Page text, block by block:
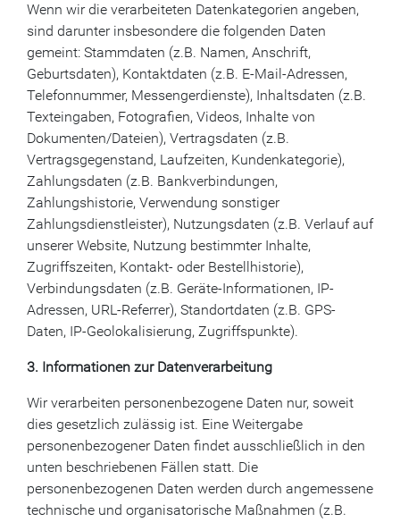
Wenn wir die verarbeiteten Datenkategorien angeben,
sind darunter insbesondere die folgenden Daten
gemeint: Stammdaten (z.B. Namen, Anschrift,
Geburtsdaten), Kontaktdaten (z.B. E-Mail-Adressen,
Telefonnummer, Messengerdienste), Inhaltsdaten (z.B.
Texteingaben, Fotografien, Videos, Inhalte von
Dokumenten/Dateien), Vertragsdaten (z.B.
Vertragsgegenstand, Laufzeiten, Kundenkategorie),
Zahlungsdaten (z.B. Bankverbindungen,
Zahlungshistorie, Verwendung sonstiger
Zahlungsdienstleister), Nutzungsdaten (z.B. Verlauf auf
unserer Website, Nutzung bestimmter Inhalte,
Zugriffszeiten, Kontakt- oder Bestellhistorie),
Verbindungsdaten (z.B. Geräte-Informationen, IP-
Adressen, URL-Referrer), Standortdaten (z.B. GPS-
Daten, IP-Geolokalisierung, Zugriffspunkte).
3. Informationen zur Datenverarbeitung
Wir verarbeiten personenbezogene Daten nur, soweit
dies gesetzlich zulässig ist. Eine Weitergabe
personenbezogener Daten findet ausschließlich in den
unten beschriebenen Fällen statt. Die
personenbezogenen Daten werden durch angemessene
technische und organisatorische Maßnahmen (z.B.